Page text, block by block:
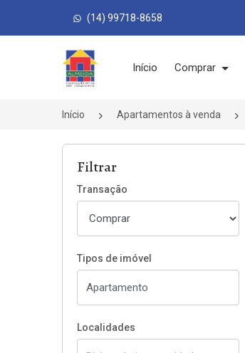
(14) 99718-8658
Página inicial
Início Comprar
Início Apartamentos à venda
Filtrar
Transação
Tipos de imóvel
Localidades